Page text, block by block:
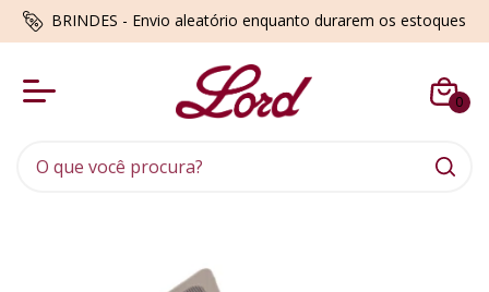
BRINDES - Envio aleatório enquanto durarem os estoques
0